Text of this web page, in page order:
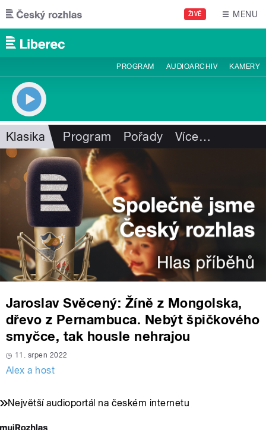
Přejít k hlavnímu obsahu
ŽIVĚ MENU
PROGRAM AUDIOARCHIV KAMERY
Klasika Program Pořady Více…
Jaroslav Svěcený: Žíně z Mongolska,
dřevo z Pernambuca. Nebýt špičkového
smyčce, tak housle nehrajou
11. srpen 2022
Alex a host
Největší audioportál na českém internetu